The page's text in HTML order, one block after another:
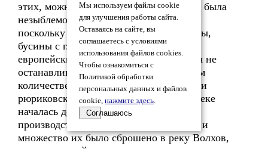
этих, можно сказать, ритуальных денег была
незыблемой с незапамятных времен, и
поскольку заменяла серебряные драхемы,
бусины с глазками делали на всех
европейских таможнях, чтобы торговля не
останавливалась. Делали их в огромном
количестве и на таможне Старой Ладоги
рюриковской Руси. Потом, когда в 12 веке
началась добыча серебра в Европе,
производство денег-бусин остановили и
множество их было сброшено в реку Волхов,
Мы используем файлы cookie
для улучшения работы сайта.
Оставаясь на сайте, вы
соглашаетесь с условиями
использования файлов cookies.
Чтобы ознакомиться с
Политикой обработки
персональных данных и файлов
cookie, нажмите здесь.
Соглашаюсь